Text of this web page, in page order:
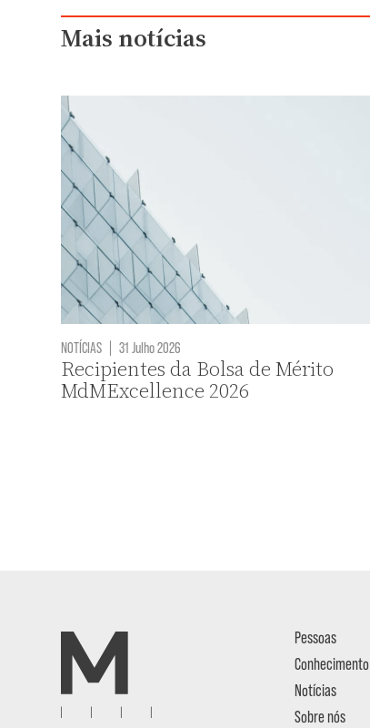
Mais notícias
NOTÍCIAS | 31 Julho 2026
Recipientes da Bolsa de Mérito
MdMExcellence 2026
Pessoas
Conhecimento
Notícias
Sobre nós